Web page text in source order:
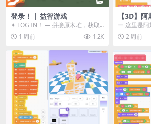
登录！ | 益智游戏
✦ LOG IN！ — 拼接原木堆，获取
分数！ ᑕ☲◎ ᑕ☲◎ ᑕ☲◎ ᑕ☲◎ ...
1 周前 1.2K
【3D】
ー 这里是
罪与未来希
介 《阿斯特
2 周前